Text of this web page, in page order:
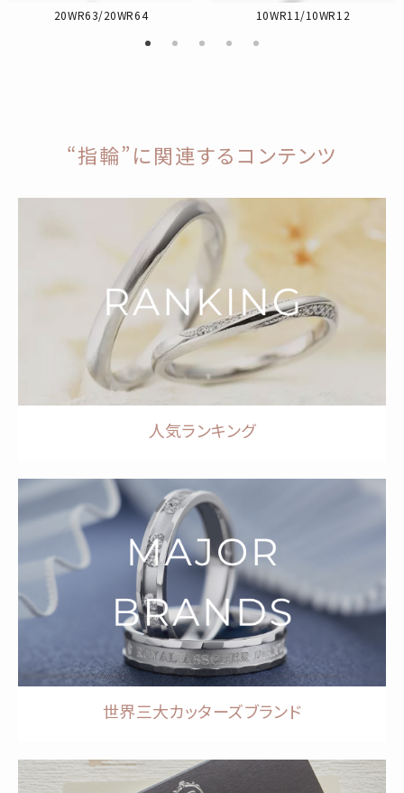
20WR63/20WR64 10WR11/10WR12
“指輪”に関連するコンテンツ
人気ランキング
世界三大カッターズブランド